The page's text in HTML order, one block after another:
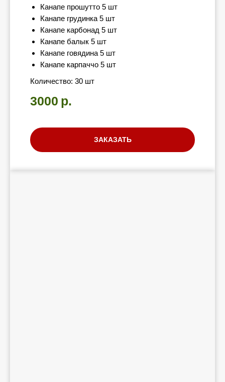
Канапе прошутто 5 шт
Канапе грудинка 5 шт
Канапе карбонад 5 шт
Канапе балык 5 шт
Канапе говядина 5 шт
Канапе карпаччо 5 шт
Количество: 30 шт
3000 р.
ЗАКАЗАТЬ